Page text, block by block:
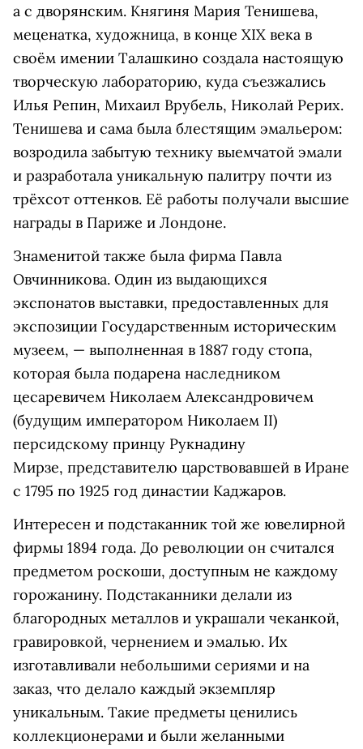
а с дворянским. Княгиня Мария Тенишева,
меценатка, художница, в конце XIX века в
своём имении Талашкино создала настоящую
творческую лабораторию, куда съезжались
Илья Репин, Михаил Врубель, Николай Рерих.
Тенишева и сама была блестящим эмальером:
возродила забытую технику выемчатой эмали
и разработала уникальную палитру почти из
трёхсот оттенков. Её работы получали высшие
награды в Париже и Лондоне.
Знаменитой также была фирма Павла
Овчинникова. Один из выдающихся
экспонатов выставки, предоставленных для
экспозиции Государственным историческим
музеем, — выполненная в 1887 году стопа,
которая была подарена наследником
цесаревичем Николаем Александровичем
(будущим императором Николаем II)
персидскому принцу Рукнадину
Мирзе, представителю царствовавшей в Иране
с 1795 по 1925 год династии Каджаров.
Интересен и подстаканник той же ювелирной
фирмы 1894 года. До революции он считался
предметом роскоши, доступным не каждому
горожанину. Подстаканники делали из
благородных металлов и украшали чеканкой,
гравировкой, чернением и эмалью. Их
изготавливали небольшими сериями и на
заказ, что делало каждый экземпляр
уникальным. Такие предметы ценились
коллекционерами и были желанными